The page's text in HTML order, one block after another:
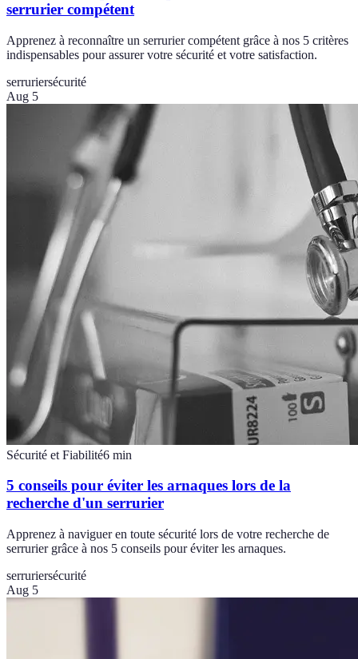
serrurier compétent
Apprenez à reconnaître un serrurier compétent grâce à nos 5 critères
indispensables pour assurer votre sécurité et votre satisfaction.
serruriersécurité
Aug 5
Sécurité et Fiabilité6 min
5 conseils pour éviter les arnaques lors de la
recherche d'un serrurier
Apprenez à naviguer en toute sécurité lors de votre recherche de
serrurier grâce à nos 5 conseils pour éviter les arnaques.
serruriersécurité
Aug 5